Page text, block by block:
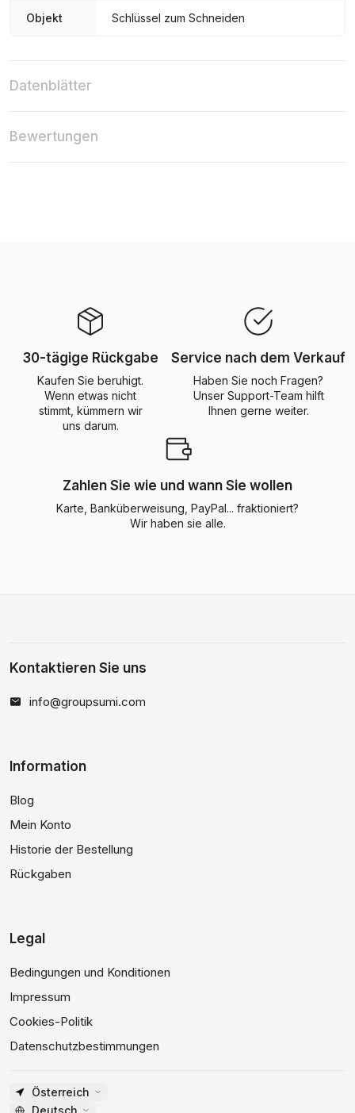
Objekt Schlüssel zum Schneiden
Datenblätter
Bewertungen
30-tägige Rückgabe
Kaufen Sie beruhigt.
Wenn etwas nicht
stimmt, kümmern wir
uns darum.
Service nach dem Verkauf
Haben Sie noch Fragen?
Unser Support-Team hilft
Ihnen gerne weiter.
Zahlen Sie wie und wann Sie wollen
Karte, Banküberweisung, PayPal... fraktioniert?
Wir haben sie alle.
Kontaktieren Sie uns
info@groupsumi.com
Information
Blog
Mein Konto
Historie der Bestellung
Rückgaben
Legal
Bedingungen und Konditionen
Impressum
Cookies-Politik
Datenschutzbestimmungen
Österreich
Deutsch